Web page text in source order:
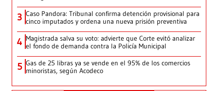
3 Caso Pandora: Tribunal confirma detención provisional para
cinco imputados y ordena una nueva prisión preventiva
4 Magistrada salva su voto: advierte que Corte evitó analizar
el fondo de demanda contra la Policía Municipal
5 Gas de 25 libras ya se vende en el 95% de los comercios
minoristas, según Acodeco